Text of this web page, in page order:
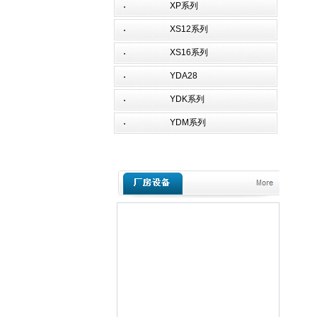
XP系列
XS12系列
XS16系列
YDA28
YDK系列
YDM系列